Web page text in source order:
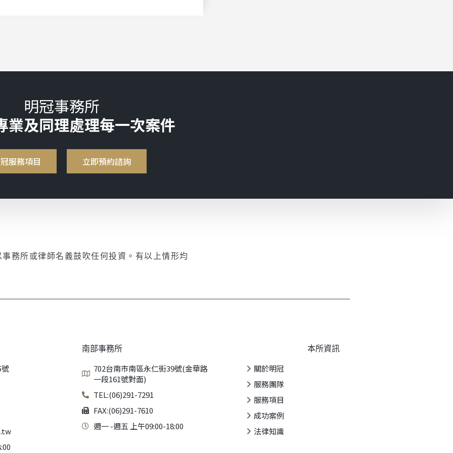
明冠事務所
業及同理處理每一次案件
服務項目 立即預約諮詢
務所或律師名義鼓吹任何投資。有以上情形均
南部事務所
702台南市南區永仁街39號(金華路
一段161號對面)
TEL:(06)291-7291
FAX:(06)291-7610
週一 -週五 上午09:00-18:00
本所資訊
關於明冠
服務團隊
服務項目
成功案例
法律知識